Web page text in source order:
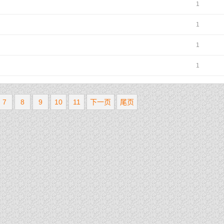
1
1
1
1
7 8 9 10 11 下一页 尾页